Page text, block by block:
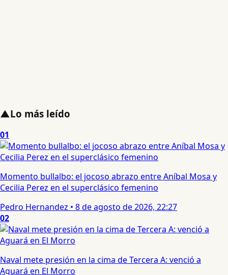
▲Lo más leído
01
Momento bullalbo: el jocoso abrazo entre Aníbal Mosa y
Cecilia Perez en el superclásico femenino
Pedro Hernandez • 8 de agosto de 2026, 22:27
02
Naval mete presión en la cima de Tercera A: venció a
Aguará en El Morro